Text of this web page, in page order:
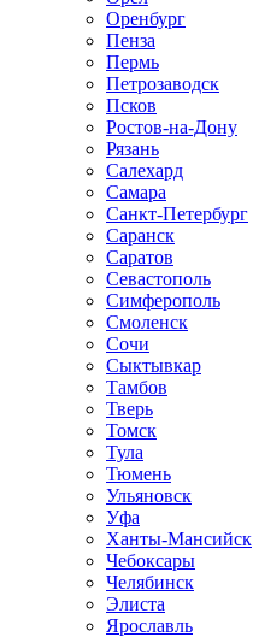
Оренбург
Пенза
Пермь
Петрозаводск
Псков
Ростов-на-Дону
Рязань
Салехард
Самара
Санкт-Петербург
Саранск
Саратов
Севастополь
Симферополь
Смоленск
Сочи
Сыктывкар
Тамбов
Тверь
Томск
Тула
Тюмень
Ульяновск
Уфа
Ханты-Мансийск
Чебоксары
Челябинск
Элиста
Ярославль